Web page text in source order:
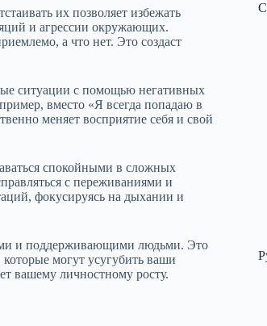
их позволяет избежать
и агрессии окружающих.
а что нет. Это создаст
ситуации с помощью негативных
вместо «Я всегда попадаю в
меняет восприятие себя и свой
спокойными в сложных
с переживаниями и
фокусируясь на дыхании и
и поддерживающими людьми. Это
могут усугубить ваши
вашему личностному росту.